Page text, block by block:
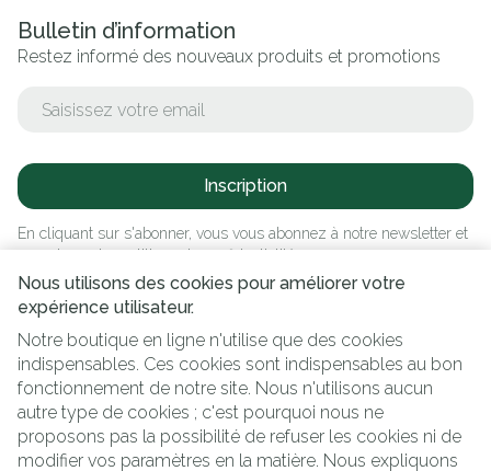
Nous utilisons des cookies pour améliorer votre
expérience utilisateur.
Notre boutique en ligne n'utilise que des cookies
indispensables. Ces cookies sont indispensables au bon
fonctionnement de notre site. Nous n'utilisons aucun
autre type de cookies ; c'est pourquoi nous ne
proposons pas la possibilité de refuser les cookies ni de
modifier vos paramètres en la matière. Nous expliquons
Bulletin d’information
Restez informé des nouveaux produits et promotions
Inscription
En cliquant sur s'abonner, vous vous abonnez à notre newsletter et
acceptez notrepolitique de confidentialité.